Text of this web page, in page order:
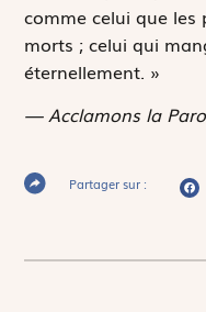
comme celui que les
morts ; celui qui
éternellement. »
— Acclamons la
Partager sur :